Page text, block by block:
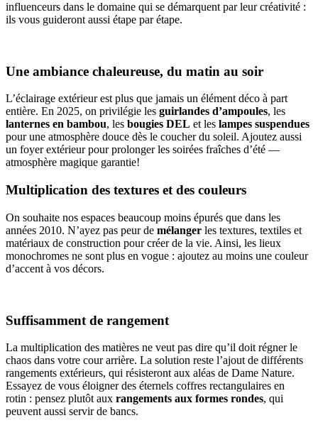
influenceurs dans le domaine qui se démarquent par leur créativité :
ils vous guideront aussi étape par étape.
Une ambiance chaleureuse, du matin au soir
L’éclairage extérieur est plus que jamais un élément déco à part
entière. En 2025, on privilégie les guirlandes d’ampoules, les
lanternes en bambou, les bougies DEL et les lampes suspendues
pour une atmosphère douce dès le coucher du soleil. Ajoutez aussi
un foyer extérieur pour prolonger les soirées fraîches d’été —
atmosphère magique garantie!
Multiplication des textures et des couleurs
On souhaite nos espaces beaucoup moins épurés que dans les
années 2010. N’ayez pas peur de mélanger les textures, textiles et
matériaux de construction pour créer de la vie. Ainsi, les lieux
monochromes ne sont plus en vogue : ajoutez au moins une couleur
d’accent à vos décors.
Suffisamment de rangement
La multiplication des matières ne veut pas dire qu’il doit régner le
chaos dans votre cour arrière. La solution reste l’ajout de différents
rangements extérieurs, qui résisteront aux aléas de Dame Nature.
Essayez de vous éloigner des éternels coffres rectangulaires en
rotin : pensez plutôt aux rangements aux formes rondes, qui
peuvent aussi servir de bancs.